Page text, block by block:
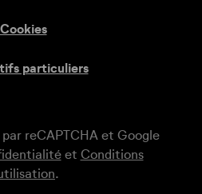
Cookies
particuliers
reCAPTCHA et Google
et Conditions
.